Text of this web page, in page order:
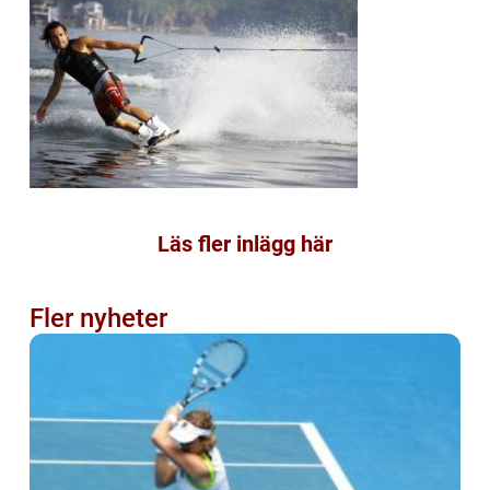
Läs fler inlägg här
Fler nyheter